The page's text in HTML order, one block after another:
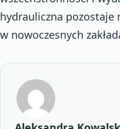
hydrauliczna pozostaje
w nowoczesnych